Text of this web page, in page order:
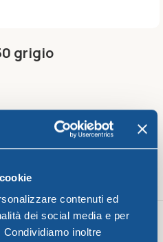
contenuti ed
dei social media e per
inoltre
grigio
Capacità